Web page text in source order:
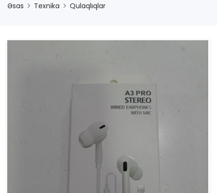
Əsas Texnika Qulaqlıqlar